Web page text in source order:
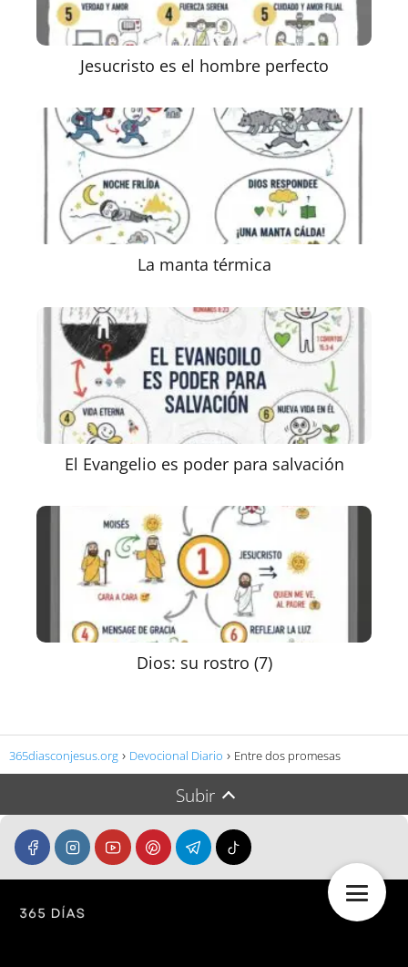
Jesucristo es el hombre perfecto
La manta térmica
El Evangelio es poder para salvación
Dios: su rostro (7)
365diasconjesus.org Devocional Diario Entre dos promesas
Subir